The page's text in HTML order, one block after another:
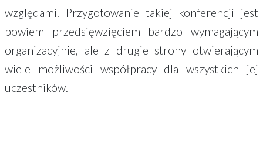
względami. Przygotowanie takiej konferencji jest
bowiem przedsięwzięciem bardzo wymagającym
organizacyjnie, ale z drugie strony otwierającym
wiele możliwości współpracy dla wszystkich jej
uczestników.